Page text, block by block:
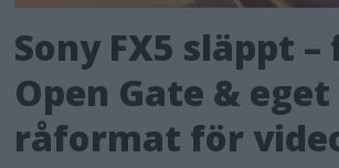
Sony FX5 släppt –
Open Gate &
råformat för